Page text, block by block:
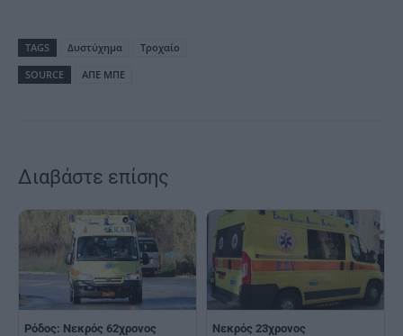
TAGS Δυστύχημα
Τροχαίο
SOURCE
ΑΠΕ ΜΠΕ
Διαβάστε επίσης
Ρόδος: Νεκρός 62χρονος
Νεκρός 23χρονος